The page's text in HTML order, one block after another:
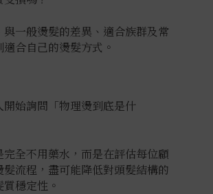
與一般燙髮的差異、適合族群及常
合自己的燙髮方式。
始詢問「物理燙到底是什
全不用藥水，而是在評估每位顧
流程，盡可能降低對頭髮結構的
穩定性。